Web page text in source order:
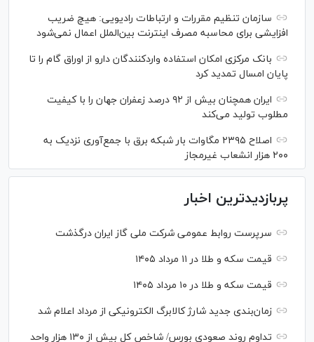
سازمان تنظیم مقررات و ارتباطات رادیویی: هیچ ضریب
افزایشی برای محاسبه مصرف اینترنت بین‌الملل اعمال نمی‌شود
بانک مرکزی امکان استفاده واردکنندگان دارو از اوراق گام را تا
پایان امسال تمدید کرد
ایران همچنان بیش از ۹۲ درصد زعفران جهان را با کیفیت
مطلوب تولید می‌کند
اصلاح ۲۳۹۵ مگاوات بار شبکه برق با جمع‌آوری نزدیک به
۲۰۰ هزار انشعاب غیرمجاز
پربازدیدترین اخبار
سرپرست روابط عمومی شرکت ملی گاز ایران درگذشت
قیمت سکه و طلا در ۱۱ مرداد ۱۴۰۵
قیمت سکه و طلا در ۱۰ مرداد ۱۴۰۵
زمان‌بندی جدید شارژ کالابرگ الکترونیکی از مرداد اعلام شد
تداوم روند صعودی بورس/ شاخص کل بیش از ۱۳۰ هزار واحد